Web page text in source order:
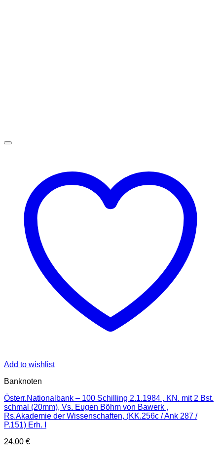
Add to wishlist
Banknoten
Österr.Nationalbank – 100 Schilling 2.1.1984 , KN. mit 2 Bst.
schmal (20mm), Vs. Eugen Böhm von Bawerk ,
Rs.Akademie der Wissenschaften, (KK.256c / Ank 287 /
P.151) Erh. I
24,00 €